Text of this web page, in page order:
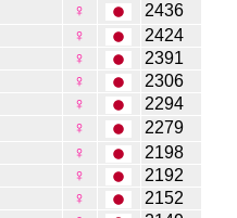
♀
2436
♀
2424
♀
2391
♀
2306
♀
2294
♀
2279
♀
2198
♀
2192
♀
2152